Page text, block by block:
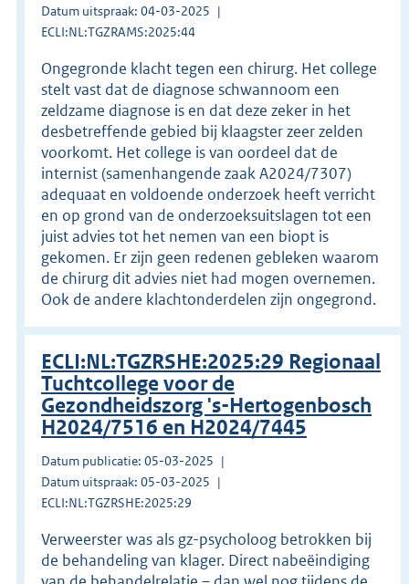
Datum uitspraak: 04-03-2025
ECLI:NL:TGZRAMS:2025:44
Ongegronde klacht tegen een chirurg. Het college
stelt vast dat de diagnose schwannoom een
zeldzame diagnose is en dat deze zeker in het
desbetreffende gebied bij klaagster zeer zelden
voorkomt. Het college is van oordeel dat de
internist (samenhangende zaak A2024/7307)
adequaat en voldoende onderzoek heeft verricht
en op grond van de onderzoeksuitslagen tot een
juist advies tot het nemen van een biopt is
gekomen. Er zijn geen redenen gebleken waarom
de chirurg dit advies niet had mogen overnemen.
Ook de andere klachtonderdelen zijn ongegrond.
ECLI:NL:TGZRSHE:2025:29 Regionaal
Tuchtcollege voor de
Gezondheidszorg 's-Hertogenbosch
H2024/7516 en H2024/7445
Datum publicatie: 05-03-2025
Datum uitspraak: 05-03-2025
ECLI:NL:TGZRSHE:2025:29
Verweerster was als gz-psycholoog betrokken bij
de behandeling van klager. Direct nabeëindiging